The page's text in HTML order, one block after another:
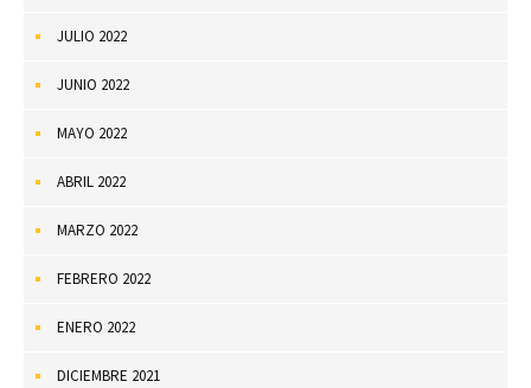
JULIO 2022
JUNIO 2022
MAYO 2022
ABRIL 2022
MARZO 2022
FEBRERO 2022
ENERO 2022
DICIEMBRE 2021